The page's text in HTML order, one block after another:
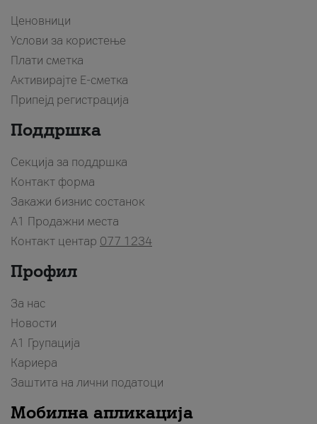
Ценовници
Услови за користење
Плати сметка
Активирајте Е-сметка
Припејд регистрација
Поддршка
Секција за поддршка
Контакт форма
Закажи бизнис состанок
A1 Продажни места
Контакт центар 077 1234
Профил
За нас
Новости
А1 Групација
Кариера
Заштита на лични податоци
Мобилна апликација